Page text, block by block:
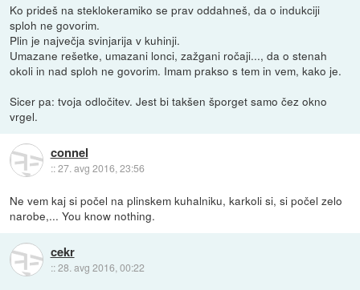
Ko prideš na steklokeramiko se prav oddahneš, da o indukciji
sploh ne govorim.
Plin je največja svinjarija v kuhinji.
Umazane rešetke, umazani lonci, zažgani ročaji..., da o stenah
okoli in nad sploh ne govorim. Imam prakso s tem in vem, kako je.
Sicer pa: tvoja odločitev. Jest bi takšen šporget samo čez okno
vrgel.
connel
::27. avg 2016, 23:56
Ne vem kaj si počel na plinskem kuhalniku, karkoli si, si počel zelo
narobe,... You know nothing.
cekr
::28. avg 2016, 00:22